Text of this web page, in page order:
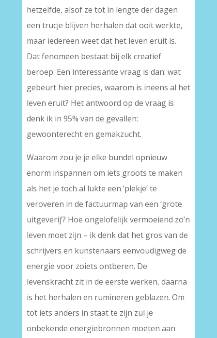
hetzelfde, alsof ze tot in lengte der dagen
een trucje blijven herhalen dat ooit werkte,
maar iedereen weet dat het leven eruit is.
Dat fenomeen bestaat bij elk creatief
beroep. Een interessante vraag is dan: wat
gebeurt hier precies, waarom is ineens al het
leven eruit? Het antwoord op de vraag is
denk ik in 95% van de gevallen:
gewoonterecht en gemakzucht.
Waarom zou je je elke bundel opnieuw
enorm inspannen om iets groots te maken
als het je toch al lukte een ‘plekje’ te
veroveren in de factuurmap van een ‘grote
uitgeverij’? Hoe ongelofelijk vermoeiend zo’n
leven moet zijn – ik denk dat het gros van de
schrijvers en kunstenaars eenvoudigweg de
energie voor zoiets ontberen. De
levenskracht zit in de eerste werken, daarna
is het herhalen en rumineren geblazen. Om
tot iets anders in staat te zijn zul je
onbekende energiebronnen moeten aan